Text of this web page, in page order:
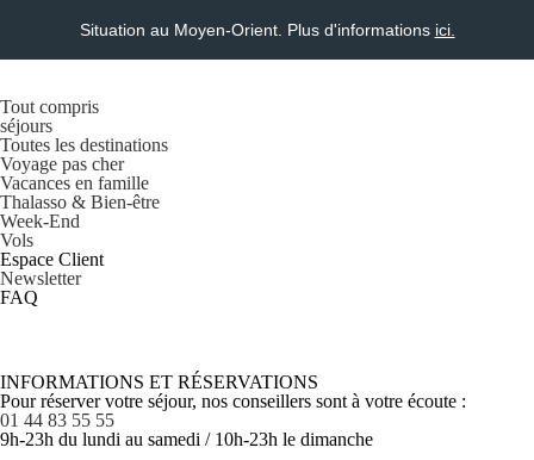
Situation au Moyen-Orient. Plus d'informations ici.
Tout compris
séjours
Toutes les destinations
Voyage pas cher
Vacances en famille
Thalasso & Bien-être
Week-End
Vols
Espace Client
Newsletter
FAQ
INFORMATIONS ET RÉSERVATIONS
Pour réserver votre séjour, nos conseillers sont à votre écoute :
01 44 83 55 55
9h-23h du lundi au samedi / 10h-23h le dimanche